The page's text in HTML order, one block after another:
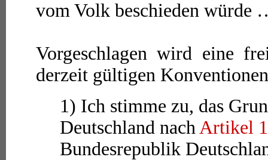
vom Volk beschieden würde
Vorgeschlagen wird eine
derzeit gültigen
1) Ich stimme zu, das
Deutschland nachArtikel
Bundesrepublik